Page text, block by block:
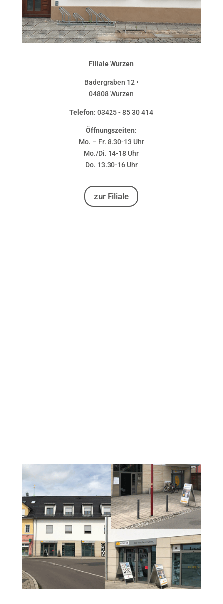
Filiale Wurzen
Badergraben 12 •
04808 Wurzen
Telefon: 03425 - 85 30 414
Öffnungszeiten:
Mo. – Fr. 8.30-13 Uhr
Mo./Di. 14-18 Uhr
Do. 13.30-16 Uhr
zur Filiale